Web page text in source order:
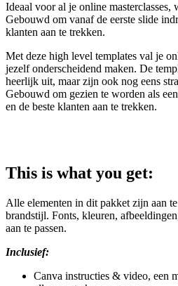
Ideaal voor al je online masterclasses,
Gebouwd om vanaf de eerste slide
klanten aan te trekken.
Met deze high level templates val je
jezelf onderscheidend maken. De
heerlijk uit, maar zijn ook nog eens
Gebouwd om gezien te worden als
en de beste klanten aan te trekken.
This is what you get:
Alle elementen in dit pakket zijn aan
brandstijl. Fonts, kleuren,
aan te passen.
Inclusief:
Canva instructies & video, een